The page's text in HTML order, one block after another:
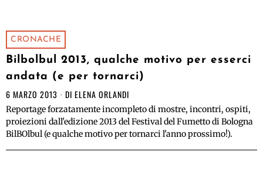
CRONACHE
Bilbolbul 2013, qualche motivo per esserci
andata (e per tornarci)
6 MARZO 2013 DI ELENA ORLANDI
Reportage forzatamente incompleto di mostre, incontri, ospiti,
proiezioni dall'edizione 2013 del Festival del Fumetto di Bologna
BilBOlbul (e qualche motivo per tornarci l'anno prossimo!).